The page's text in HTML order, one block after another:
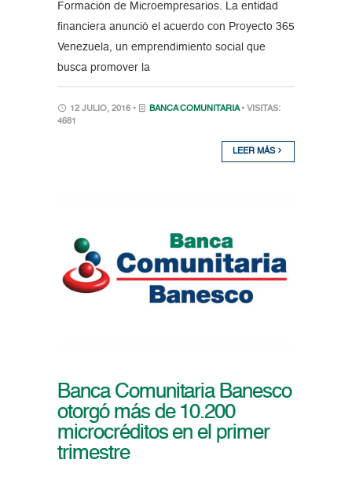
Formación de Microempresarios. La entidad
financiera anunció el acuerdo con Proyecto 365
Venezuela, un emprendimiento social que
busca promover la
12 JULIO, 2016 • BANCA COMUNITARIA • VISITAS:
4681
LEER MÁS
Banca Comunitaria Banesco
otorgó más de 10.200
microcréditos en el primer
trimestre